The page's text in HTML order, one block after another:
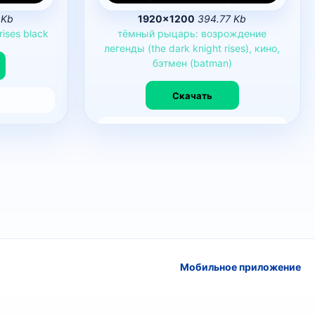
rises black
1920×1200 394.77 Kb
тёмный рыцарь: возрождение
легенды (the dark knight rises), кино,
бэтмен (batman)
Скачать
Мобильное приложение